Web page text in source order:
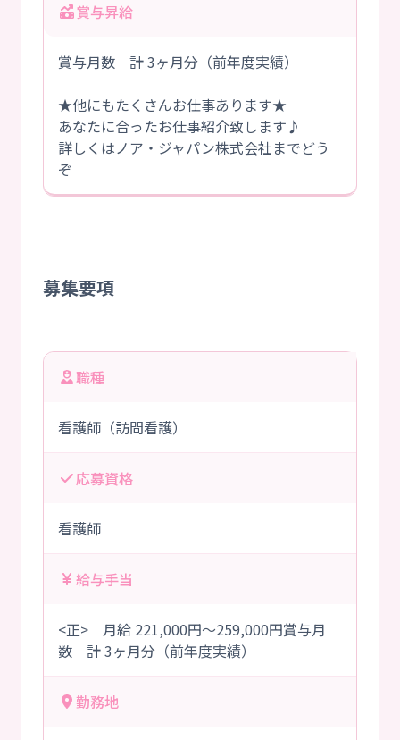
賞与昇給
賞与月数 計 3ヶ月分（前年度実績）
★他にもたくさんお仕事あります★
あなたに合ったお仕事紹介致します♪
詳しくはノア・ジャパン株式会社までどう
ぞ
募集要項
職種
看護師（訪問看護）
応募資格
看護師
給与手当
<正> 月給 221,000円～259,000円賞与月
数 計 3ヶ月分（前年度実績）
勤務地